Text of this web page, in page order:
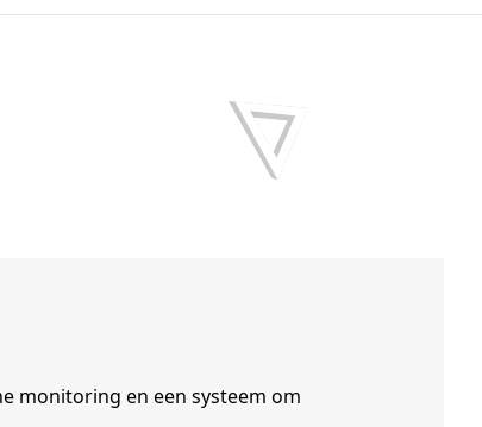
monitoring en een systeem om